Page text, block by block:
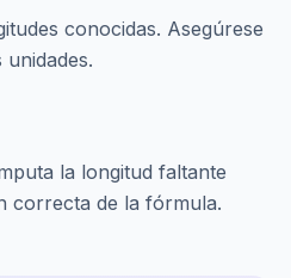
conocidas. Asegúrese
unidades.
la longitud faltante
correcta de la fórmula.